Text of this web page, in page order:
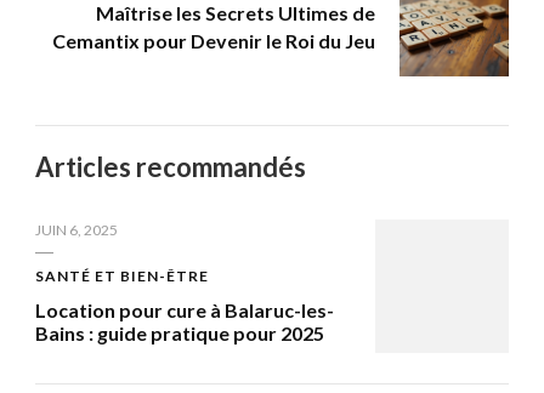
Maîtrise les Secrets Ultimes de
Cemantix pour Devenir le Roi du Jeu
Articles recommandés
JUIN 6, 2025
SANTÉ ET BIEN-ÊTRE
Location pour cure à Balaruc-les-
Bains : guide pratique pour 2025